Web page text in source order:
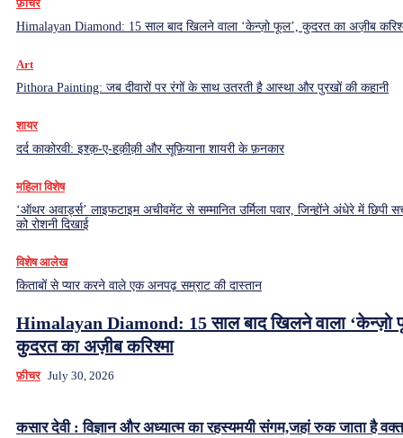
फ़ीचर
Himalayan Diamond: 15 साल बाद खिलने वाला ‘केन्ज़ो फूल’, कुदरत का अज़ीब
Art
Pithora Painting: जब दीवारों पर रंगों के साथ उतरती है आस्था और पुरखों की कहानी
शायर
दर्द काकोरवी: इश्क़-ए-हक़ीक़ी और सूफ़ियाना शायरी के फ़नकार
महिला विशेष
‘ऑथर अवार्ड्स’ लाइफटाइम अचीवमेंट से सम्मानित उर्मिला पवार, जिन्होंने अंधेरे में छिपी
को रोशनी दिखाई
विशेष आलेख
किताबों से प्यार करने वाले एक अनपढ़ सम्राट की दास्तान
Himalayan Diamond: 15 साल बाद खिलने वाला ‘केन्ज़ो
कुदरत का अज़ीब करिश्मा
फ़ीचर July 30, 2026
कसार देवी : विज्ञान और अध्यात्म का रहस्यमयी संगम,जहां रुक जाता है